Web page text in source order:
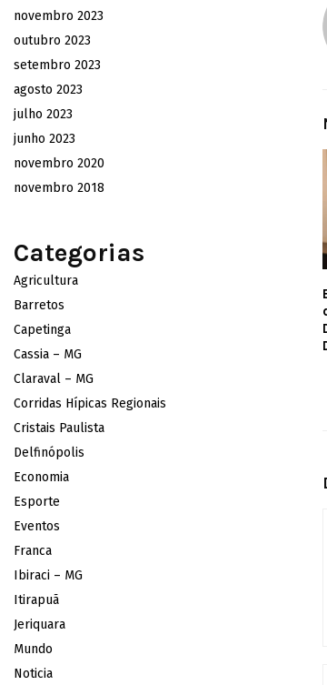
novembro 2023
outubro 2023
setembro 2023
agosto 2023
julho 2023
junho 2023
novembro 2020
novembro 2018
Categorias
Agricultura
Barretos
Capetinga
Cassia – MG
Claraval – MG
Corridas Hípicas Regionais
Cristais Paulista
Delfinópolis
Economia
Esporte
Eventos
Franca
Ibiraci – MG
Itirapuã
Jeriquara
Mundo
Noticia